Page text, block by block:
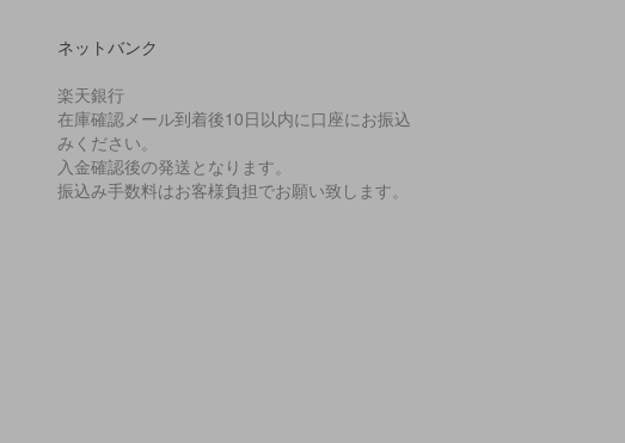
ネットバンク
楽天銀行
在庫確認メール到着後10日以内に口座にお振込
みください。
入金確認後の発送となります。
振込み手数料はお客様負担でお願い致します。